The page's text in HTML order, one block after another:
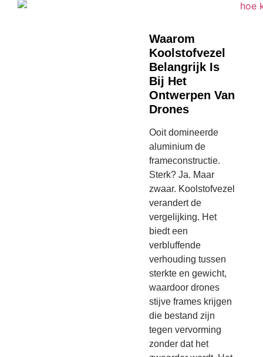
Waarom
Koolstofvezel
Belangrijk Is
Bij Het
Ontwerpen Van
Drones
Ooit domineerde
aluminium de
frameconstructie.
Sterk? Ja. Maar
zwaar. Koolstofvezel
verandert de
vergelijking. Het
biedt een
verbluffende
verhouding tussen
sterkte en gewicht,
waardoor drones
stijve frames krijgen
die bestand zijn
tegen vervorming
zonder dat het